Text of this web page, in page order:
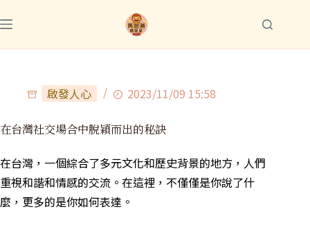
啟發人心 2023/11/09 15:58
在台灣社交場合中脫穎而出的秘訣
在台灣，一個綜合了多元文化和歷史背景的地方，人們
重視和諧和情感的交流。在這裡，不僅僅是你說了什
麼，更多的是你如何表達。